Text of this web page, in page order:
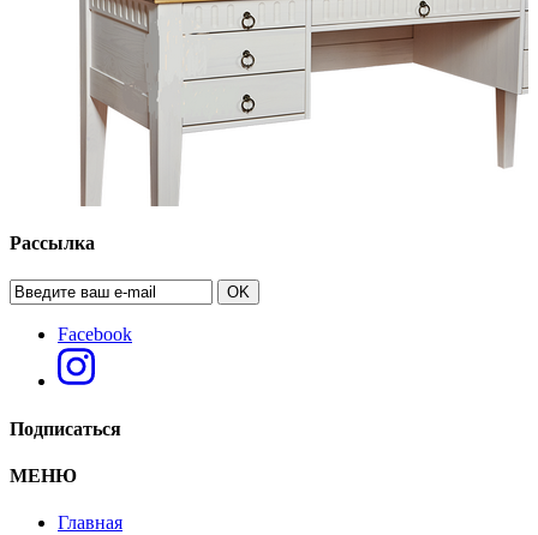
Стол "Хельсинки-07"
Рассылка
OK
Facebook
Подписаться
МЕНЮ
Главная